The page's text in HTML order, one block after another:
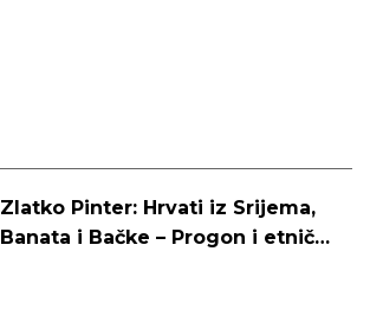
Zlatko Pinter: Hrvati iz Srijema,
Banata i Bačke – Progon i etničko